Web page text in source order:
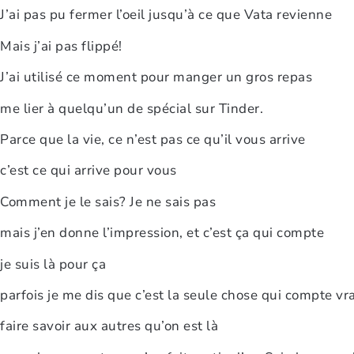
J’ai pas pu fermer l’oeil jusqu’à ce que Vata revienne
Mais j’ai pas flippé!
J’ai utilisé ce moment pour manger un gros repas
me lier à quelqu’un de spécial sur Tinder.
Parce que la vie, ce n’est pas ce qu’il vous arrive
c’est ce qui arrive pour vous
Comment je le sais? Je ne sais pas
mais j’en donne l’impression, et c’est ça qui compte
je suis là pour ça
parfois je me dis que c’est la seule chose qui compte
faire savoir aux autres qu’on est là